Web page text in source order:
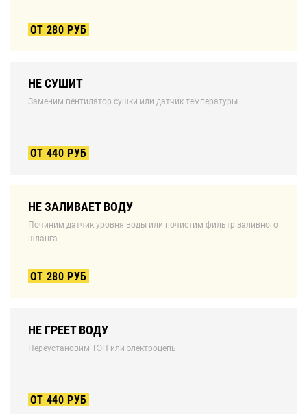
ОТ 280 РУБ
НЕ СУШИТ
Заменим вентилятор сушки или датчик температуры
ОТ 440 РУБ
НЕ ЗАЛИВАЕТ ВОДУ
Починим датчик уровня воды или почистим фильтр заливного
шланга
ОТ 280 РУБ
НЕ ГРЕЕТ ВОДУ
Переустановим ТЭН или электроцепь
ОТ 440 РУБ